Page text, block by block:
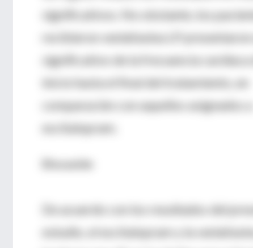
significativos. No obstante, los
recibieron venlafaxina LP presentaron
significativo de la frecuencia cardíaca
inicio hasta el final del tratamiento, en
comparación con aquellos asignados a
escitalopram.
De acuerdo con los resultados del
estudio, el escitalopram y la